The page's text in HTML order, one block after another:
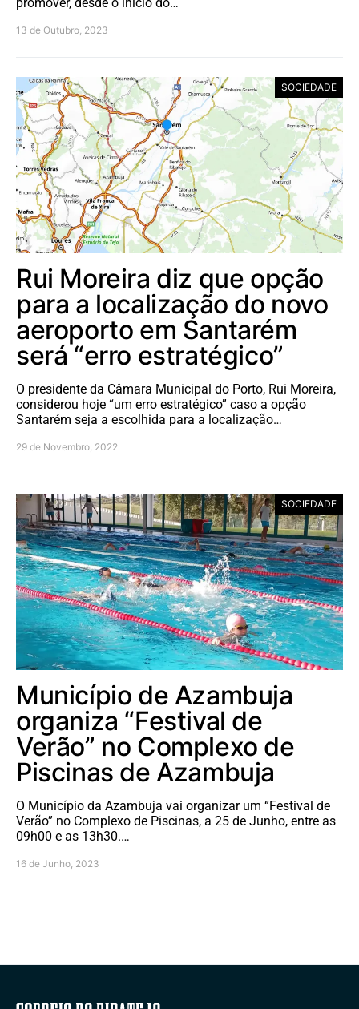
13 de Outubro, 2023
SOCIEDADE
Rui Moreira diz que opção
para a localização do novo
aeroporto em Santarém
será “erro estratégico”
O presidente da Câmara Municipal do Porto, Rui Moreira,
considerou hoje “um erro estratégico” caso a opção
Santarém seja a escolhida para a localização…
29 de Novembro, 2022
SOCIEDADE
Município de Azambuja
organiza “Festival de
Verão” no Complexo de
Piscinas de Azambuja
O Município da Azambuja vai organizar um “Festival de
Verão” no Complexo de Piscinas, a 25 de Junho, entre as
09h00 e as 13h30.…
16 de Junho, 2023